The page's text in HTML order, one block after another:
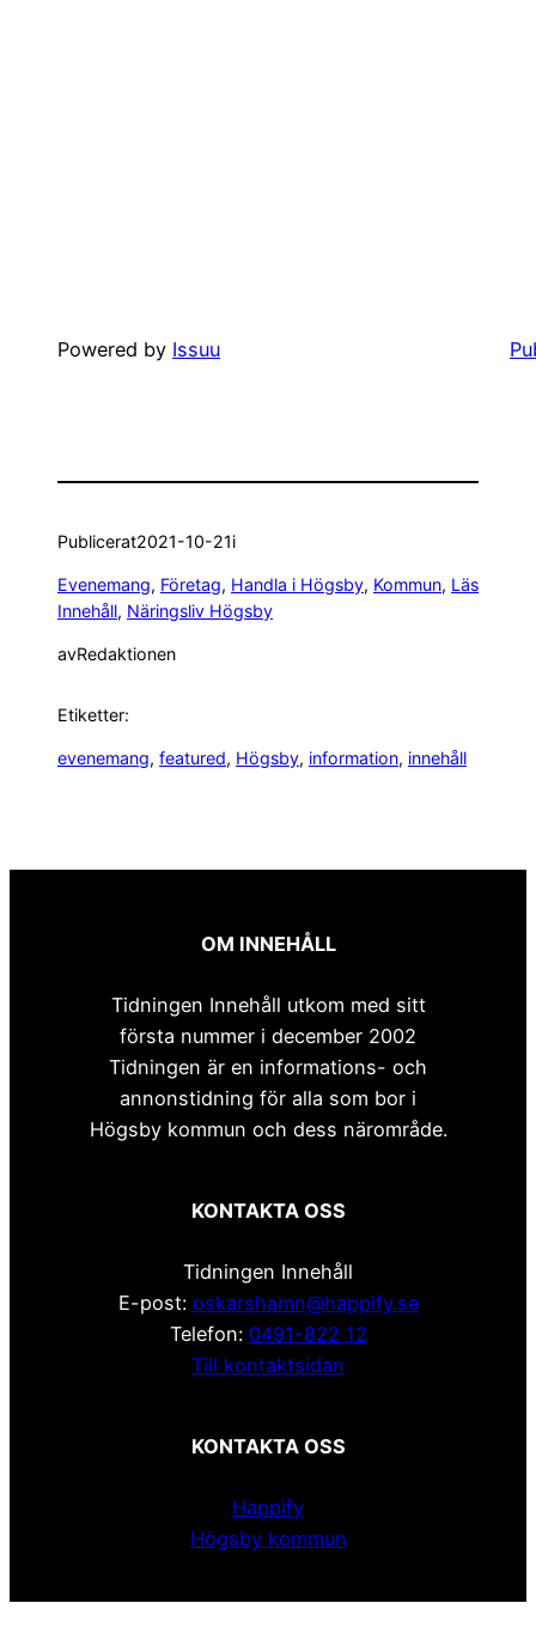
Powered by Issuu
Publicerat2021-10-21i
Evenemang, Företag, Handla i Högsby, Kommun, Läs
Innehåll, Näringsliv Högsby
avRedaktionen
Etiketter:
evenemang, featured, Högsby, information, innehåll
OM INNEHÅLL
Tidningen Innehåll utkom med sitt
första nummer i december 2002
Tidningen är en informations- och
annonstidning för alla som bor i
Högsby kommun och dess närområde.
KONTAKTA OSS
Tidningen Innehåll
E-post: oskarshamn@happify.se
Telefon: 0491-822 12
Till kontaktsidan
KONTAKTA OSS
Happify
Högsby kommun